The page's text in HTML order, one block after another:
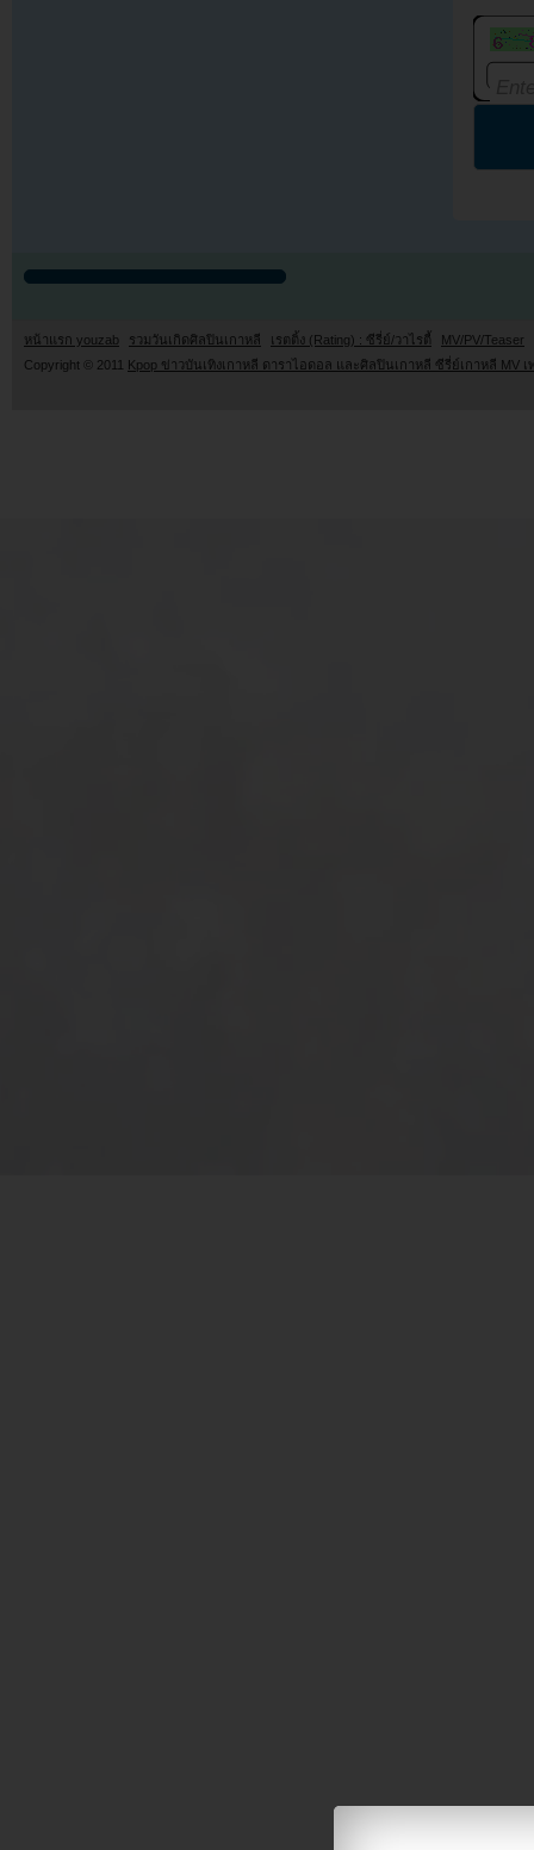
หน้าแรก youzab รวมวันเกิดศิลปินเกาหลี เรตติ้ง (Rating) : ซีรี่ย์/วาไรตี้
MV/PV/Teaser
Copyright © 2011 Kpop ข่าวบันเทิงเกาหลี ดาราไอดอล และศิลปินเกาหลี ซีรี่ย์เกาหลี MV